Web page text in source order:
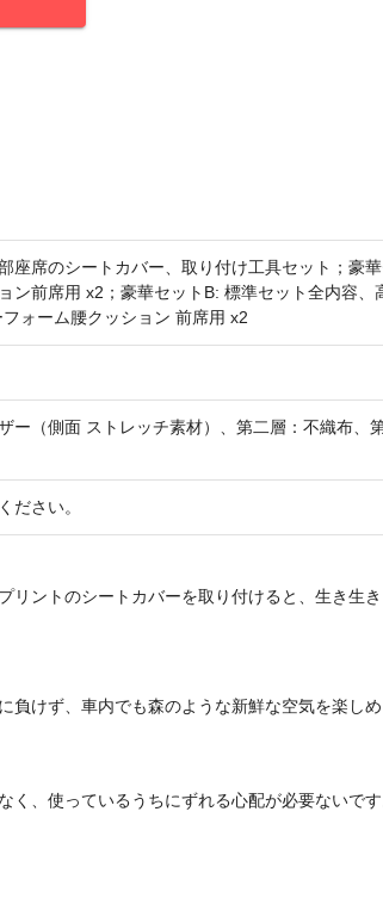
座席のシートカバー、取り付け工具セット；豪
ン前席用 x2；豪華セットB: 標準セット全内容、
ォーム腰クッション 前席用 x2
ー（側面 ストレッチ素材）、第二層：不織布、
ださい。
ントのシートカバーを取り付けると、生き生き
けず、車内でも森のような新鮮な空気を楽し
、使っているうちにずれる心配が必要ないで